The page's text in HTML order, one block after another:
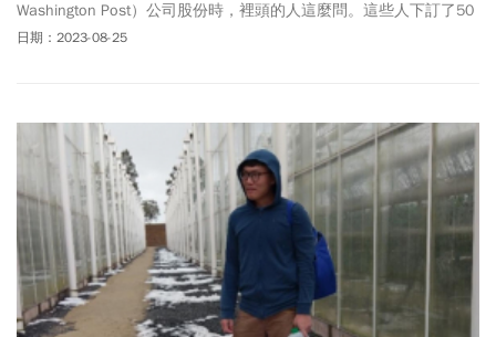
Washington Post）公司股份時，裡頭的人這麼問。這些人下訂了50
本《超級貨幣》。我在華爾街的朋友圈中嘗試推動買進《華盛頓郵
日期：2023-08-25